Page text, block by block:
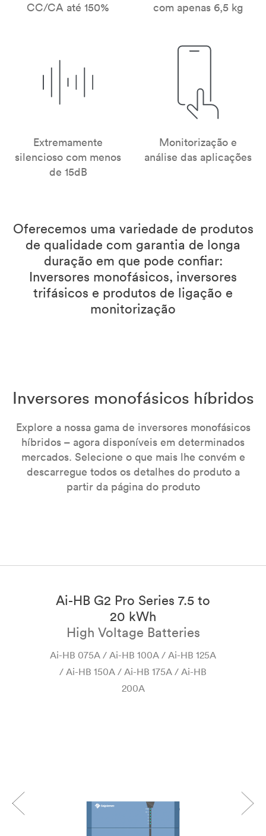
CC/CA até 150%
com apenas 6,5 kg
Extremamente
silencioso com menos
de 15dB
Monitorização e
análise das aplicações
Oferecemos uma variedade de produtos
de qualidade com garantia de longa
duração em que pode confiar:
Inversores monofásicos, inversores
trifásicos e produtos de ligação e
monitorização
Inversores monofásicos híbridos
Explore a nossa gama de inversores monofásicos
híbridos – agora disponíveis em determinados
mercados. Selecione o que mais lhe convém e
descarregue todos os detalhes do produto a
partir da página do produto
Ai-HB G2 Pro Series 7.5 to
20 kWh
High Voltage Batteries
Ai-HB 075A / Ai-HB 100A / Ai-HB 125A
/ Ai-HB 150A / Ai-HB 175A / Ai-HB
200A